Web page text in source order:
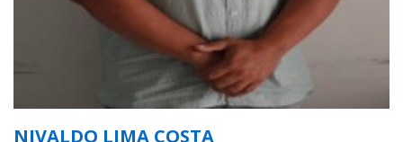
NIVALDO LIMA COSTA